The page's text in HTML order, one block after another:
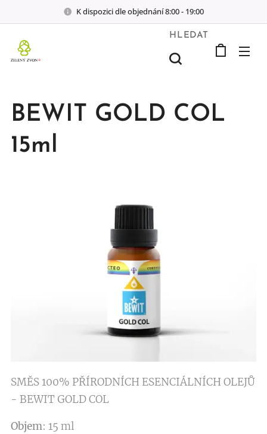
K dispozici dle objednání 8:00 - 19:00
HLEDAT
BEWIT GOLD COL
15ml
SMĚS 100% PŘÍRODNÍCH ESENCIÁLNÍCH OLEJŮ
- BEWIT GOLD COL
Objem: 15 ml